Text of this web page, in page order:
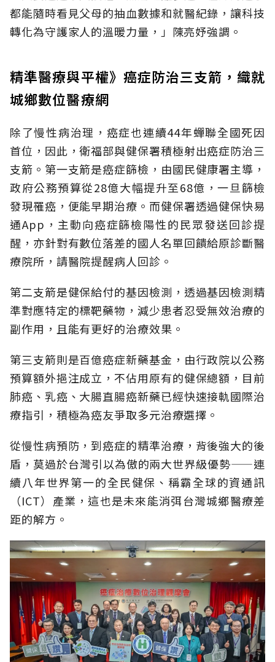
都能隨時看見父母的抽血數據和就醫紀錄，讓科技
轉化為守護家人的溫暖力量，」陳亮妤強調。
精準醫療與平權》癌症防治三支箭，織就
城鄉數位醫療網
除了慢性病治理，癌症也連續44年蟬聯全國死因
首位，因此，衛福部與健保署積極射出癌症防治三
支箭。第一支箭是癌症篩檢，由國民健康署主導，
政府公務預算從28億大幅提升至68億，一旦篩檢
發現罹癌，便能早期治療。而健保署透過健保快易
通App，主動向癌症篩檢陽性的民眾發送回診提
醒，亦針對有數位落差的國人名單回饋給原診斷醫
療院所，請醫院提醒病人回診。
第二支箭是健保給付的基因檢測，透過基因檢測精
準對應特定的標靶藥物，減少患者忍受無效治療的
副作用，且能有更好的治療效果。
第三支箭則是百億癌症新藥基金，由行政院以公務
預算額外挹注成立，不佔用原有的健保總額，目前
肺癌、乳癌、大腸直腸癌新藥已經快速接軌國際治
療指引，積極為癌友爭取多元治療選擇。
從慢性病預防，到癌症的精準治療，背後強大的後
盾，莫過於台灣引以為傲的兩大世界級優勢——連
續八年世界第一的全民健保、稱霸全球的資通訊
（ICT）產業，這也是未來能消弭台灣城鄉醫療差
距的解方。